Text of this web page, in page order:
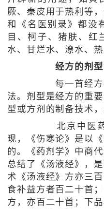
厥、秦皮用于热利等
和《名医别录》都没
目、柯子、猪肤、红
水、甘烂水、潦水、
经方的剂型
每一首经方
法。剂型是经方的重
型或方剂的制备技术，
北京中医药
现，《伤寒论》是以
的。《药剂学》中商
总结了《汤液经》，
术《汤液经》方亦三
食补益方者百二十首
方，亦百二十首；下